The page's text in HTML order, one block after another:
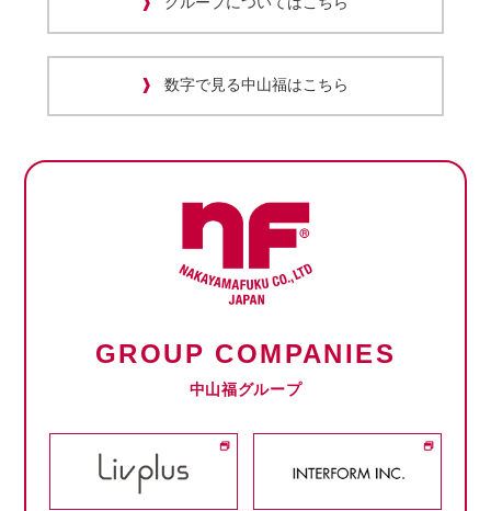
数字で見る中山福はこちら
GROUP COMPANIES
中山福グループ